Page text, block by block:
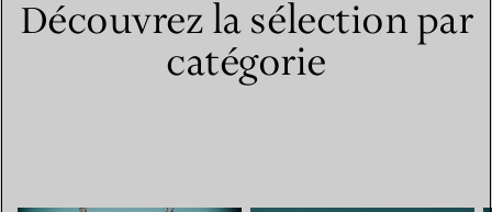
Découvrez la sélection par
catégorie